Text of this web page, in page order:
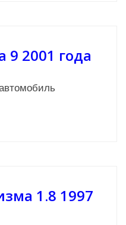
9 2001 года
1.8 1997